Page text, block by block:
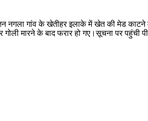
नगला गांव के खेतीहर इलाके में खेत की मेड काटने
मारने के बाद फरार हो गए।सूचना पर पहुंची